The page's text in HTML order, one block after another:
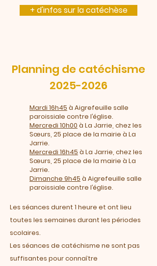
+ d'infos sur la catéchèse
Planning de catéchisme
2025-2026
Mardi 16h45 à Aigrefeuille salle
paroissiale contre l’église.
Mercredi 10h00 à La Jarrie, chez les
Sœurs, 25 place de la mairie à La
Jarrie.
Mercredi 16h45 à La Jarrie, chez les
Sœurs, 25 place de la mairie à La
Jarrie.
Dimanche 9h45 à Aigrefeuille salle
paroissiale contre l’église.
Les séances durent 1 heure et ont lieu
toutes les semaines durant les périodes
scolaires.
Les séances de catéchisme ne sont pas
suffisantes pour connaître